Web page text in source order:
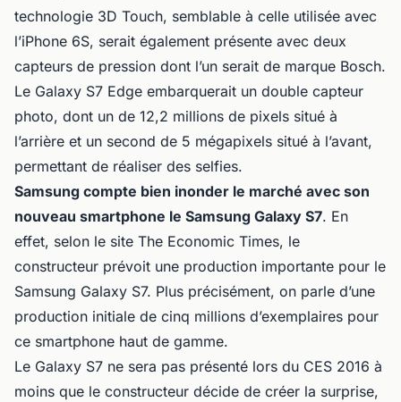
technologie 3D Touch, semblable à celle utilisée avec
l’iPhone 6S, serait également présente avec deux
capteurs de pression dont l’un serait de marque Bosch.
Le Galaxy S7 Edge embarquerait un double capteur
photo, dont un de 12,2 millions de pixels situé à
l’arrière et un second de 5 mégapixels situé à l’avant,
permettant de réaliser des selfies.
Samsung compte bien inonder le marché avec son
nouveau smartphone le Samsung Galaxy S7. En
effet, selon le site The Economic Times, le
constructeur prévoit une production importante pour le
Samsung Galaxy S7. Plus précisément, on parle d’une
production initiale de cinq millions d’exemplaires pour
ce smartphone haut de gamme.
Le Galaxy S7 ne sera pas présenté lors du CES 2016 à
moins que le constructeur décide de créer la surprise,